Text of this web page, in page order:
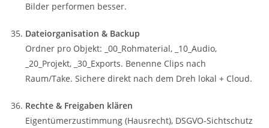
Bilder performen besser.
Dateiorganisation & Backup
Ordner pro Objekt: _00_Rohmaterial, _10_Audio,
_20_Projekt, _30_Exports. Benenne Clips nach
Raum/Take. Sichere direkt nach dem Dreh lokal + Cloud.
Rechte & Freigaben klären
Eigentümerzustimmung (Hausrecht), DSGVO-Sichtschutz